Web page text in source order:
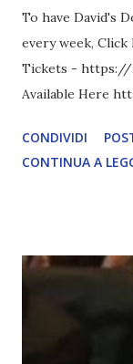
To have David's
every week,
Tickets - https://
Available Here
COMPLETO -
CONDIVIDI
CONTINUA A